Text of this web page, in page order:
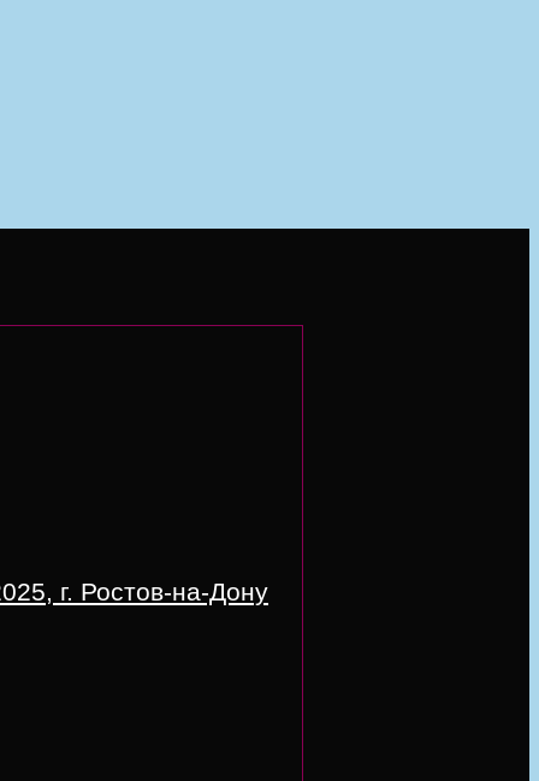
г. Ростов-на-Дону